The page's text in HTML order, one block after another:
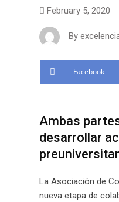
February 5, 2020
By
Facebook
Ambas
desarrollar
La Asociación de
nueva etapa de